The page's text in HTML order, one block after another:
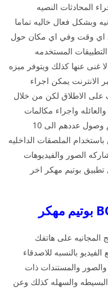
المحادثات النصيه
وبشكل فعال خاليه تماما
اي وقت وفي اي مكان حول
المستخدمه
غنى عنها كذلك ويتوفر ميزه
الانترنت يمكن اجراء
على الاطلاق لكن من خلال
واجراء مكالمات
الصوت والفيديو بطريقه بسيطه وسهله قد يتم وصول عددهم الى 10
الملصقات الداخليه
الصور والفيديوهات
بوتيم مهكر اخر
المجانيه على هاتفك
بالنسبه للاصدقاء
والمستندات ذات
البسيطه والسهله كذلك وعن